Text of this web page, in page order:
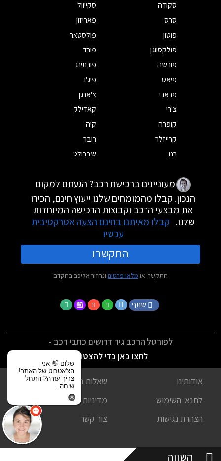
סקודה
סקייוול
סרס
פאריזון
פוטון
פולסטאר
פולקסווגן
פורד
פורשה
פורתינג
פיאט
פיג'ו
פרארי
צ'אנגן
צ'רי
קאדילק
קופרה
קיה
קרייזלר
רובר
רנו
שברולט
מעוניינים ברכישת רכב? הגעתם למקום
הנכון. קבלו מהמומחים שלנו ייעוץ חינם, הכירו
את מבצעי הרכב וקבוצות הרכישה המיוחדות
שלנו. קבלו מאיתנו בחינם הצעה אטרקטיבית
עכשיו
התקשרו
התקשרו או מלאו פרטים ונחזור אליכם בהקדם
שתף
לפורטל הרכב גיר דרושים כתבי רכב -
לחצו כאן כדי להצטרף
אודותינו
שאלות נפוצות
לתנאי השימוש
מדיניות פרטיות
הצהרת נגישות
צור קשר
השווה
שלום 👋 אני
הצ'אטבוט של האתר!
צריך עזרה? התחל
שיחה.